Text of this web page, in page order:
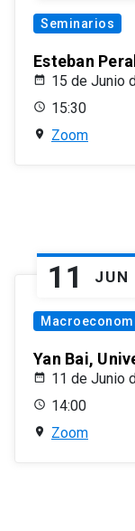
Seminarios
Esteban
15 de Junio
15:30
Zoom
11 JUN
Yan Bai,
11 de Junio
14:00
Zoom